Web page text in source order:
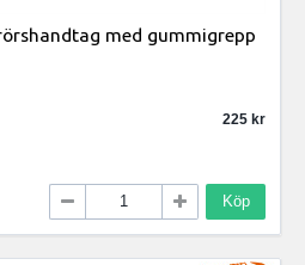
med gummigrepp
225
Köp